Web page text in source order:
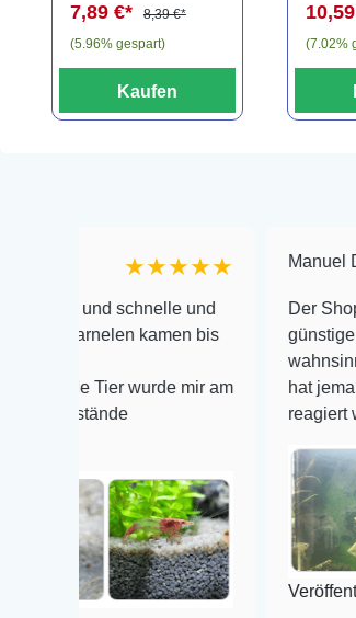
7,89 €*
8,39 €*
(5.96% gespart)
Kaufen
(7.02%
★★★★★
schnelle und
kamen bis
Tier wurde mir am
Manuel Dollinger
Der Shop hat eine
günstigen
wahnsinnig
hat jemand so
reagiert wie hier...
Veröffentlicht auf